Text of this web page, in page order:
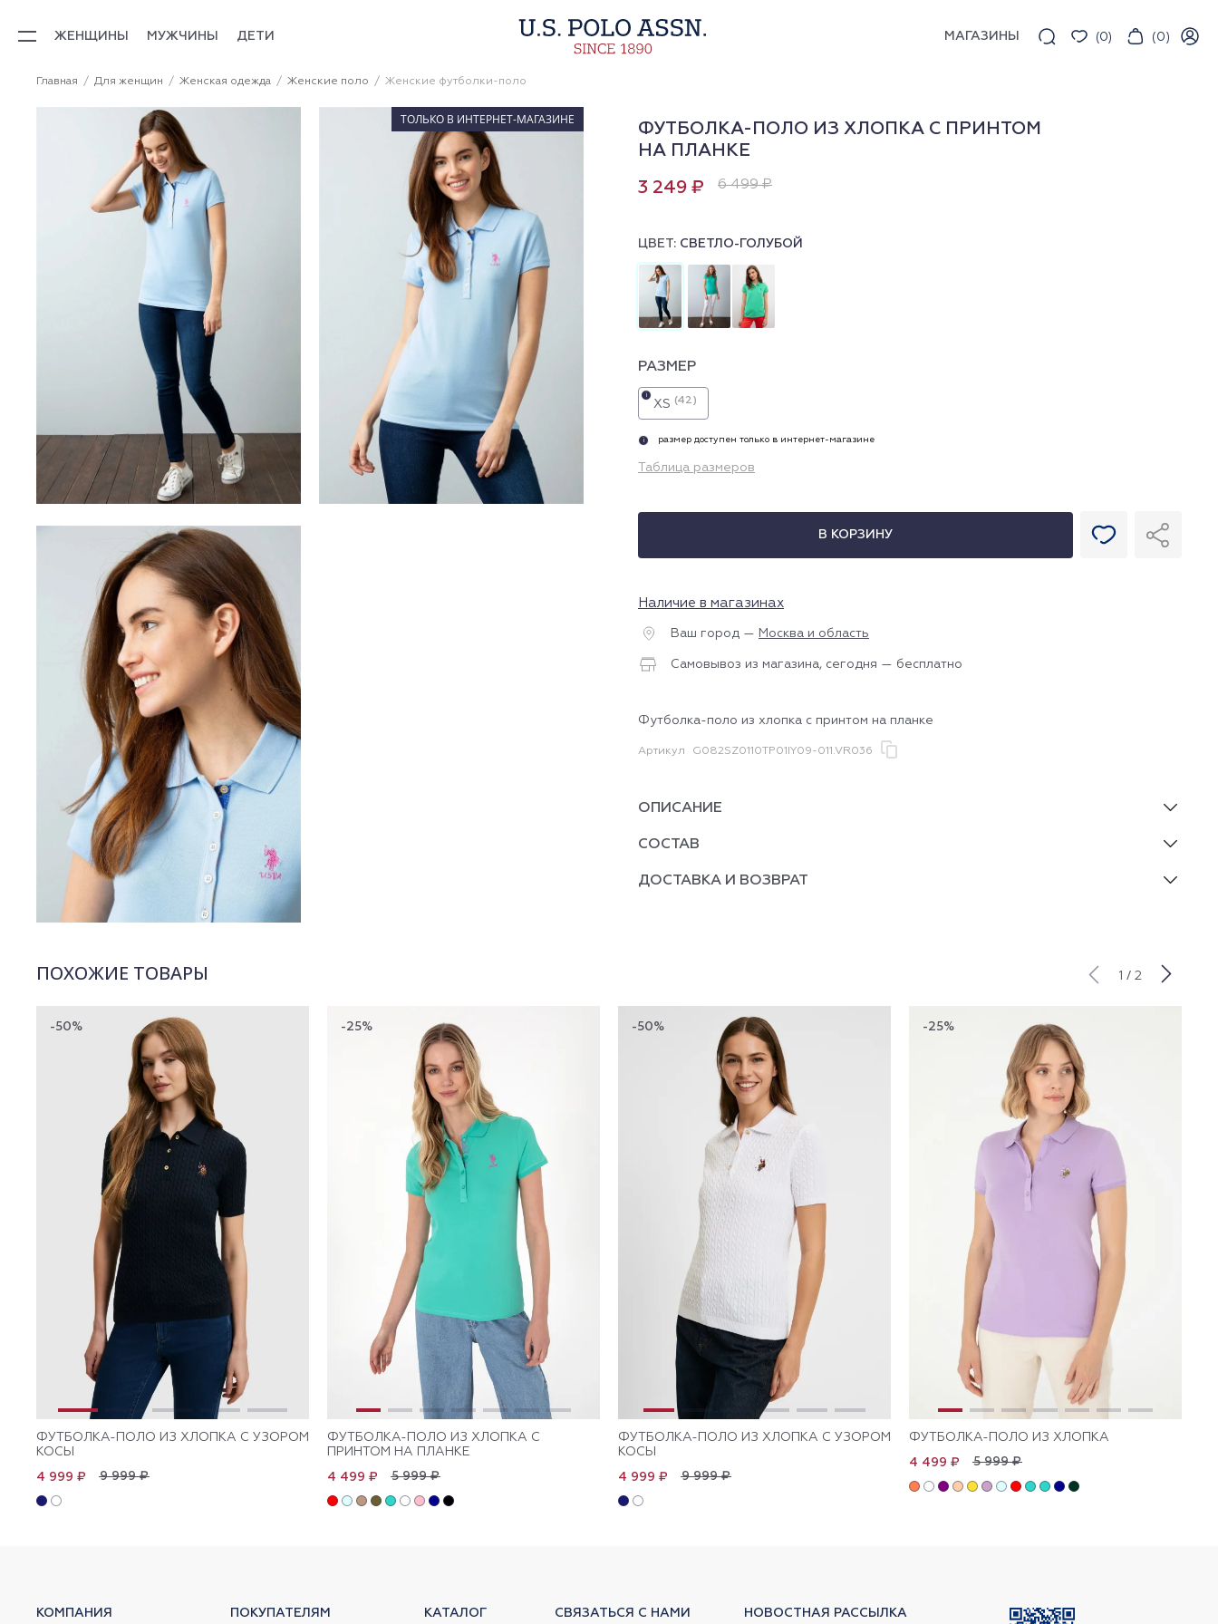
ЖЕНЩИНЫ МУЖЧИНЫ ДЕТИ МАГАЗИНЫ (0) (0)
Главная Для женщин Женская одежда Женские поло Женские футболки-поло
ТОЛЬКО В ИНТЕРНЕТ-МАГАЗИНЕ
ФУТБОЛКА-ПОЛО ИЗ ХЛОПКА С ПРИНТОМ
НА ПЛАНКЕ
3 249 ₽ 6 499 ₽
ЦВЕТ: СВЕТЛО-ГОЛУБОЙ
РАЗМЕР
XS (42)
i
i размер доступен только в интернет-магазине
Таблица размеров
В КОРЗИНУ
Наличие в магазинах
Ваш город — Москва и область
Самовывоз из магазина, сегодня — бесплатно
Футболка-поло из хлопка с принтом на планке
Артикул G082SZ0110TP01IY09-011.VR036
ОПИСАНИЕ
СОСТАВ
ДОСТАВКА И ВОЗВРАТ
ПОХОЖИЕ ТОВАРЫ 1 / 2
-50%
ФУТБОЛКА-ПОЛО ИЗ ХЛОПКА С УЗОРОМ
КОСЫ
9 999 ₽
4 999 ₽
-25%
ФУТБОЛКА-ПОЛО ИЗ ХЛОПКА С
ПРИНТОМ НА ПЛАНКЕ
5 999 ₽
4 499 ₽
-50%
ФУТБОЛКА-ПОЛО ИЗ ХЛОПКА С УЗОРОМ
КОСЫ
9 999 ₽
4 999 ₽
-25%
ФУТБОЛКА-ПОЛО ИЗ ХЛОПКА
5 999 ₽
4 499 ₽
КОМПАНИЯ ПОКУПАТЕЛЯМ КАТАЛОГ СВЯЗАТЬСЯ С НАМИ НОВОСТНАЯ РАССЫЛКА